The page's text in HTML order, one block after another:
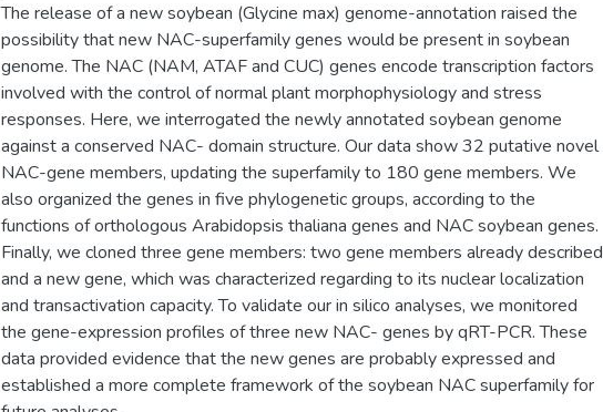
The release of a new soybean (Glycine max) genome-annotation raised the
possibility that new NAC-superfamily genes would be present in soybean
genome. The NAC (NAM, ATAF and CUC) genes encode transcription factors
involved with the control of normal plant morphophysiology and stress
responses. Here, we interrogated the newly annotated soybean genome
against a conserved NAC- domain structure. Our data show 32 putative novel
NAC-gene members, updating the superfamily to 180 gene members. We
also organized the genes in five phylogenetic groups, according to the
functions of orthologous Arabidopsis thaliana genes and NAC soybean genes.
Finally, we cloned three gene members: two gene members already described
and a new gene, which was characterized regarding to its nuclear localization
and transactivation capacity. To validate our in silico analyses, we monitored
the gene-expression profiles of three new NAC- genes by qRT-PCR. These
data provided evidence that the new genes are probably expressed and
established a more complete framework of the soybean NAC superfamily for